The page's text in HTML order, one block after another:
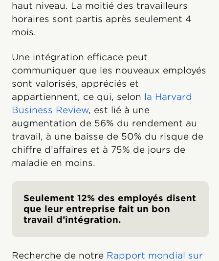
haut niveau. La moitié des travailleurs
horaires sont partis après seulement 4
mois.
Une intégration efficace peut
communiquer que les nouveaux employés
sont valorisés, appréciés et
appartiennent, ce qui, selon la Harvard
Business Review, est lié à une
augmentation de 56% du rendement au
travail, à une baisse de 50% du risque de
chiffre d’affaires et à 75% de jours de
maladie en moins.
Seulement 12% des employés disent
que leur entreprise fait un bon
travail d’intégration.
Recherche de notre Rapport mondial sur